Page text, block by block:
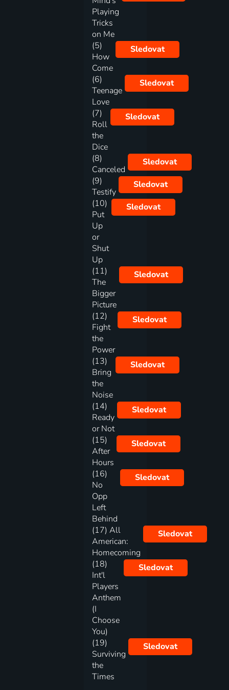
Playing
Tricks
on Me
(5)
How
Come
Sledovat
(6)
Teenage
Love
Sledovat
(7)
Roll
the
Dice
Sledovat
(8)
Canceled
Sledovat
(9)
Testify
Sledovat
(10)
Put
Up
or
Shut
Up
Sledovat
(11)
The
Bigger
Picture
Sledovat
(12)
Fight
the
Power
Sledovat
(13)
Bring
the
Noise
Sledovat
(14)
Ready
or Not
Sledovat
(15)
After
Hours
Sledovat
(16)
No
Opp
Left
Behind
Sledovat
(17) All
American:
Homecoming
Sledovat
(18)
Int'l
Players
Anthem
(I
Choose
You)
Sledovat
(19)
Surviving
the
Times
Sledovat